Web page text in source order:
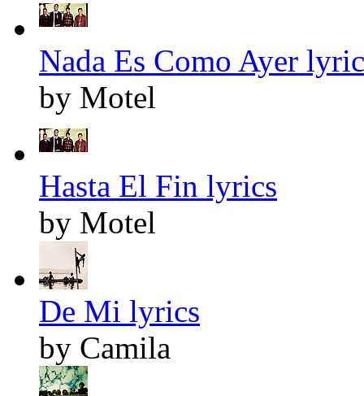
Nada Es Como Ayer
by Motel
Hasta El Fin lyrics
by Motel
De Mi lyrics
by Camila